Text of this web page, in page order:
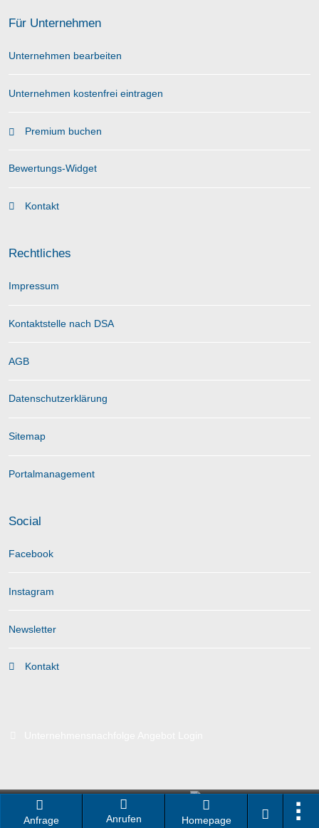
Anfrage Anrufen Homepage
Für Unternehmen
Unternehmen bearbeiten
Unternehmen kostenfrei eintragen
Premium buchen
Bewertungs-Widget
Kontakt
Rechtliches
Impressum
Kontaktstelle nach DSA
AGB
Datenschutzerklärung
Sitemap
Portalmanagement
Social
Facebook
Instagram
Newsletter
Kontakt
Branchenportal Software made in Germany
Aktuelle Version: 14.13.0